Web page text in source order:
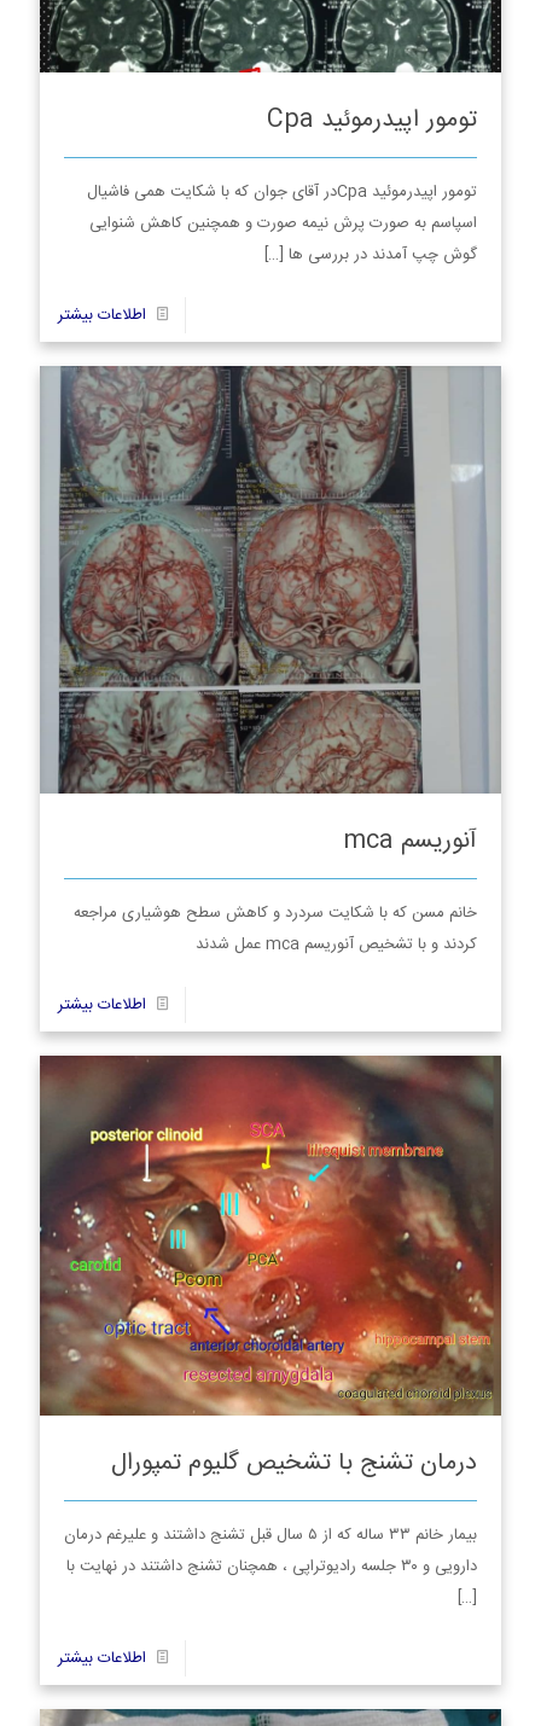
تومور اپیدرموئید Cpa
تومور اپیدرموئید Cpaدر آقای جوان که با شکایت همی فاشیال
اسپاسم به صورت پرش نیمه صورت و همچنین کاهش شنوایی
گوش چپ آمدند در بررسی ها […]
اطلاعات بیشتر
آنوریسم mca
خانم مسن که با شکایت سردرد و کاهش سطح هوشیاری مراجعه
کردند و با تشخیص آنوریسم mca عمل شدند
اطلاعات بیشتر
درمان تشنج با تشخیص گلیوم تمپورال
بیمار خانم ۳۳ ساله که از ۵ سال قبل تشنج داشتند و علیرغم درمان
دارویی و ۳۰ جلسه رادیوتراپی ، همچنان تشنج داشتند در نهایت با
[…]
اطلاعات بیشتر